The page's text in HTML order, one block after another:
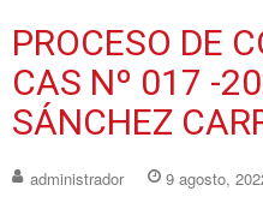
PROCESO DE
CAS Nº 017 -
SÁNCHEZ
administrador 9 agosto,